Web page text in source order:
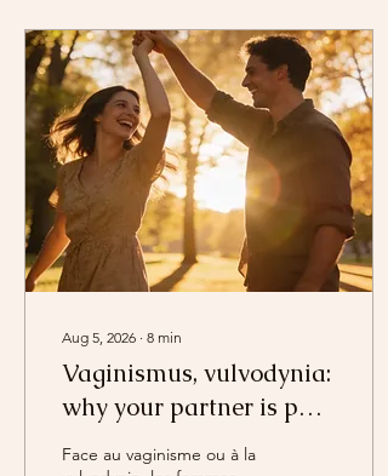
Aug 5, 2026 ∙ 8 min
Vaginismus, vulvodynia:
why your partner is part
of the treatment (and
Face au vaginisme ou à la